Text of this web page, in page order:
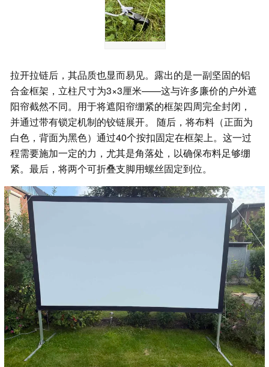
拉开拉链后，其品质也显而易见。露出的是一副坚固的铝
合金框架，立柱尺寸为3×3厘米——这与许多廉价的户外遮
阳帘截然不同。用于将遮阳帘绷紧的框架四周完全封闭，
并通过带有锁定机制的铰链展开。 随后，将布料（正面为
白色，背面为黑色）通过40个按扣固定在框架上。这一过
程需要施加一定的力，尤其是角落处，以确保布料足够绷
紧。最后，将两个可折叠支脚用螺丝固定到位。